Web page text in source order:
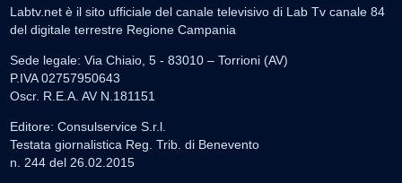
Labtv.net è il sito ufficiale del canale televisivo di Lab Tv canale 84
del digitale terrestre Regione Campania
Sede legale: Via Chiaio, 5 - 83010 – Torrioni (AV)
P.IVA 02757950643
Oscr. R.E.A. AV N.181151
Editore: Consulservice S.r.l.
Testata giornalistica Reg. Trib. di Benevento
n. 244 del 26.02.2015